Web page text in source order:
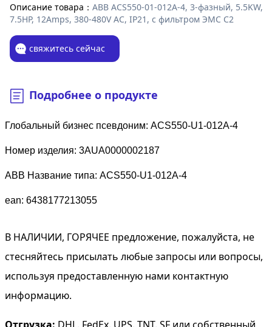
Описание товара： ABB ACS550-01-012A-4, 3-фазный, 5.5KW,
7.5HP, 12Amps, 380-480V AC, IP21, с фильтром ЭМС C2
свяжитесь сейчас
Подробнее о продукте
Глобальный бизнес псевдоним: ACS550-U1-012A-4
Номер изделия: 3AUA0000002187
ABB Название типа: ACS550-U1-012A-4
ean: 6438177213055
В НАЛИЧИИ, ГОРЯЧЕЕ предложение, пожалуйста, не
стесняйтесь присылать любые запросы или вопросы,
используя предоставленную нами контактную
информацию.
Отгрузка: DHL, FedEx, UPS, TNT, SF или собственный